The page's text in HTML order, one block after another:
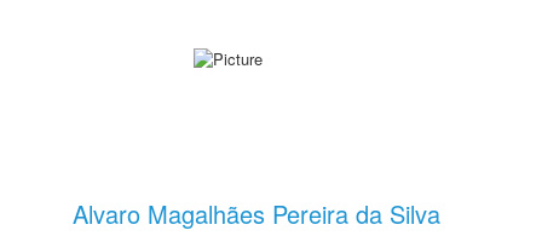
Alvaro Magalhães Pereira da Silva